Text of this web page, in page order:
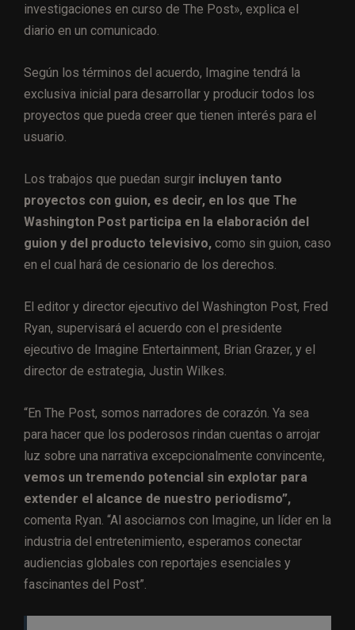
investigaciones en curso de The Post», explica el
diario en un comunicado.
Según los términos del acuerdo, Imagine tendrá la
exclusiva inicial para desarrollar y producir todos los
proyectos que pueda creer que tienen interés para el
usuario.
Los trabajos que puedan surgir incluyen tanto
proyectos con guion, es decir, en los que The
Washington Post participa en la elaboración del
guion y del producto televisivo, como sin guion, caso
en el cual hará de cesionario de los derechos.
El editor y director ejecutivo del Washington Post, Fred
Ryan, supervisará el acuerdo con el presidente
ejecutivo de Imagine Entertainment, Brian Grazer, y el
director de estrategia, Justin Wilkes.
“En The Post, somos narradores de corazón. Ya sea
para hacer que los poderosos rindan cuentas o arrojar
luz sobre una narrativa excepcionalmente convincente,
vemos un tremendo potencial sin explotar para
extender el alcance de nuestro periodismo”,
comenta Ryan. “Al asociarnos con Imagine, un líder en la
industria del entretenimiento, esperamos conectar
audiencias globales con reportajes esenciales y
fascinantes del Post”.